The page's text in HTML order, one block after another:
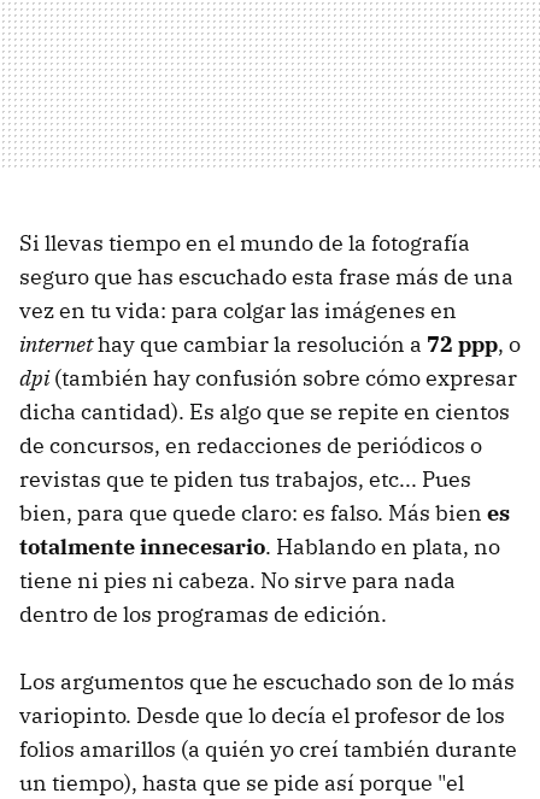
Si llevas tiempo en el mundo de la fotografía
seguro que has escuchado esta frase más de una
vez en tu vida: para colgar las imágenes en
internethay que cambiar la resolución a 72 ppp, o
dpi(también hay confusión sobre cómo expresar
dicha cantidad). Es algo que se repite en cientos
de concursos, en redacciones de periódicos o
revistas que te piden tus trabajos, etc... Pues
bien, para que quede claro: es falso. Más bien es
totalmente innecesario. Hablando en plata, no
tiene ni pies ni cabeza. No sirve para nada
dentro de los programas de edición.
Los argumentos que he escuchado son de lo más
variopinto. Desde que lo decía el profesor de los
folios amarillos (a quién yo creí también durante
un tiempo), hasta que se pide así porque "el